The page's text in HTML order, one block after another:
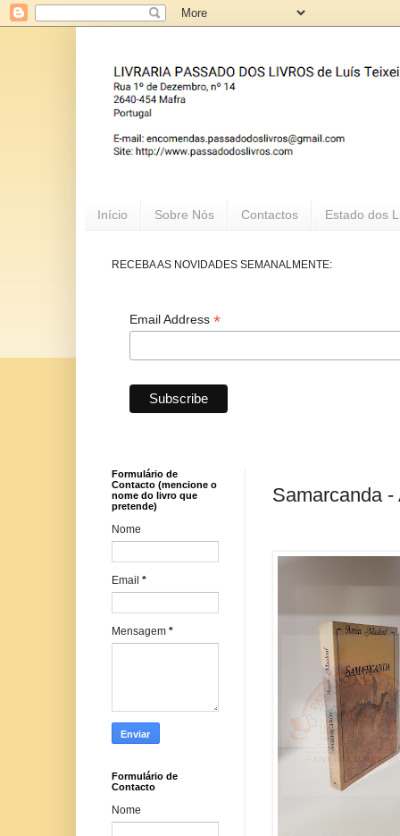
Início Sobre Nós Contactos Estado dos
RECEBA AS NOVIDADES SEMANALMENTE:
Email Address *
Samarcanda
Formulário de
Contacto (mencione o
nome do livro que
pretende)
Nome
Email *
Mensagem *
Formulário de
Contacto
Nome